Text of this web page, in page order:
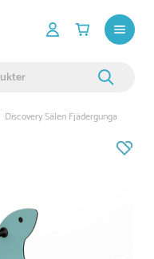
Discovery Sälen Fjädergunga